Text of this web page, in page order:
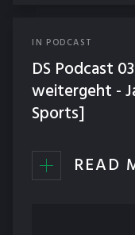
IN PODCAST
DS Podcast
weitergeht -
Sports]
READ